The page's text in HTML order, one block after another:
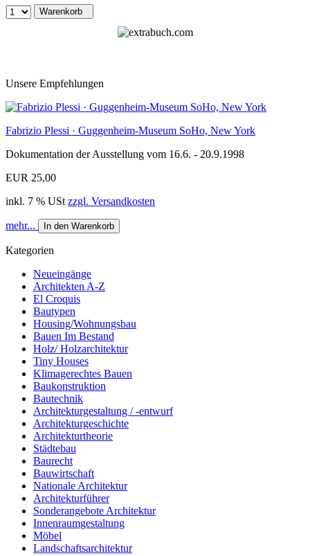
Warenkorb
Unsere Empfehlungen
Fabrizio Plessi · Guggenheim-Museum SoHo, New York
Dokumentation der Ausstellung vom 16.6. - 20.9.1998
EUR 25,00
inkl. 7 % USt zzgl. Versandkosten
mehr... In den Warenkorb
Kategorien
Neueingänge
Architekten A-Z
El Croquis
Bautypen
Housing/Wohnungsbau
Bauen Im Bestand
Holz/ Holzarchitektur
Tiny Houses
Klimagerechtes Bauen
Baukonstruktion
Bautechnik
Architekturgestaltung / -entwurf
Architekturgeschichte
Architekturtheorie
Städtebau
Baurecht
Bauwirtschaft
Nationale Architektur
Architekturführer
Sonderangebote Architektur
Innenraumgestaltung
Möbel
Landschaftsarchitektur